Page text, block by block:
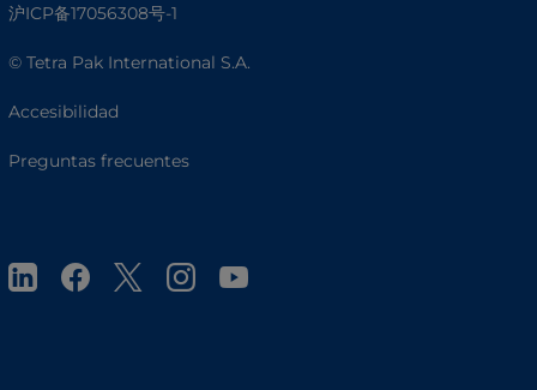
沪ICP备17056308号-1
© Tetra Pak International S.A.
Accesibilidad
Preguntas frecuentes